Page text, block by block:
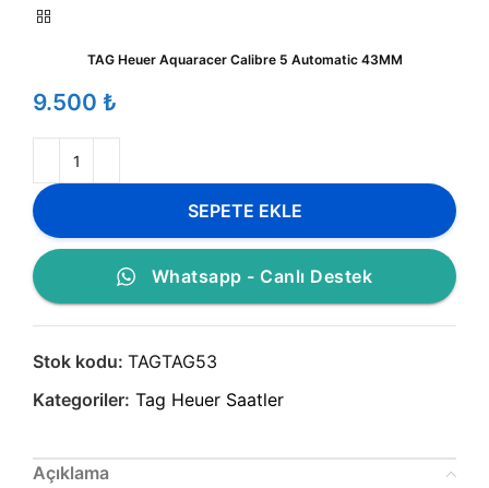
TAG Heuer Aquaracer Calibre 5 Automatic 43MM
₺
SEPETE EKLE
Whatsapp - Canlı Destek
Stok kodu: TAGTAG53
Kategoriler: Tag Heuer Saatler
Açıklama